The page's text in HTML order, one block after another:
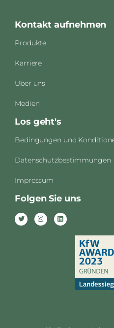
Kontakt aufnehmen
Produkte
Karriere
Über uns
Medien
Los geht's
Bedingungen und
Datenschutzbestimmungen
Impressum
Folgen Sie uns